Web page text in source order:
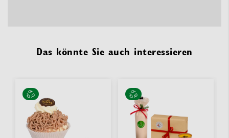
Das könnte Sie auch interessieren